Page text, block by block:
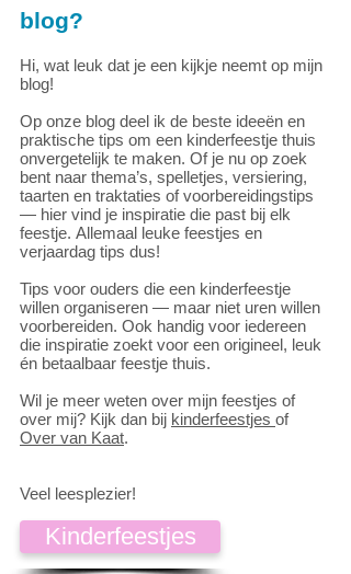
blog?
Hi, wat leuk dat je een kijkje neemt op mijn
blog!
Op onze blog deel ik de beste ideeën en
praktische tips om een kinderfeestje thuis
onvergetelijk te maken. Of je nu op zoek
bent naar thema’s, spelletjes, versiering,
taarten en traktaties of voorbereidingstips
— hier vind je inspiratie die past bij elk
feestje. Allemaal leuke feestjes en
verjaardag tips dus!
Tips voor ouders die een kinderfeestje
willen organiseren — maar niet uren willen
voorbereiden. Ook handig voor iedereen
die inspiratie zoekt voor een origineel, leuk
én betaalbaar feestje thuis.
Wil je meer weten over mijn feestjes of
over mij? Kijk dan bij kinderfeestjes of
Over van Kaat.
Veel leesplezier!
Kinderfeestjes